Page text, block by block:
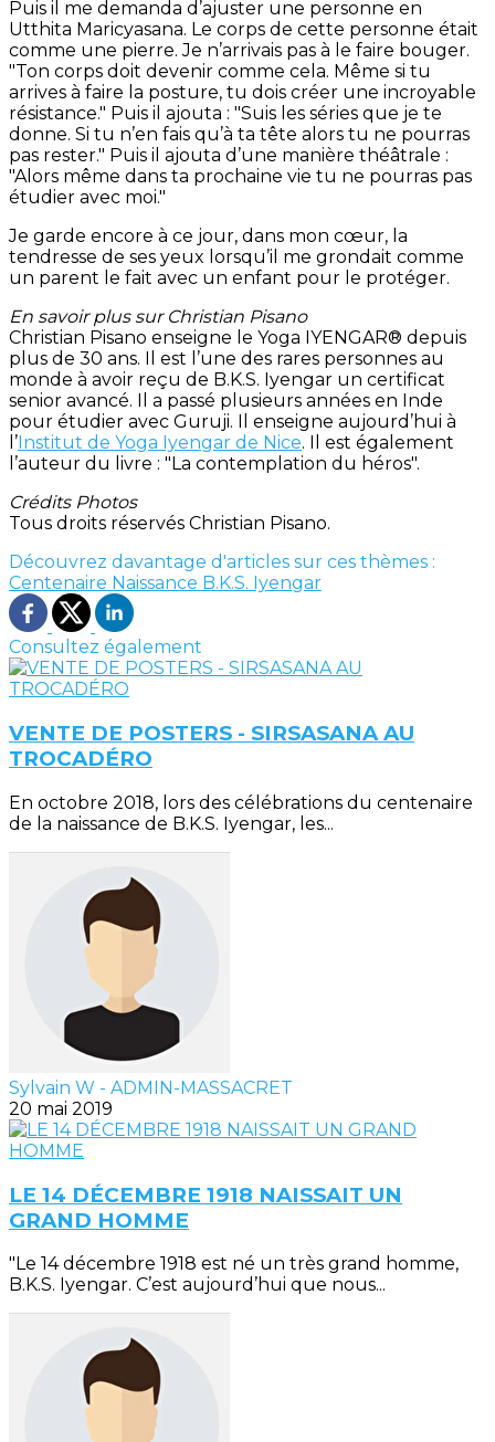
Puis il me demanda d’ajuster une personne en
Utthita Maricyasana. Le corps de cette personne était
comme une pierre. Je n’arrivais pas à le faire bouger.
"Ton corps doit devenir comme cela. Même si tu
arrives à faire la posture, tu dois créer une incroyable
résistance." Puis il ajouta : "Suis les séries que je te
donne. Si tu n’en fais qu’à ta tête alors tu ne pourras
pas rester." Puis il ajouta d’une manière théâtrale :
"Alors même dans ta prochaine vie tu ne pourras pas
étudier avec moi."
Je garde encore à ce jour, dans mon cœur, la
tendresse de ses yeux lorsqu’il me grondait comme
un parent le fait avec un enfant pour le protéger.
En savoir plus sur Christian Pisano
Christian Pisano enseigne le Yoga IYENGAR® depuis
plus de 30 ans. Il est l’une des rares personnes au
monde à avoir reçu de B.K.S. Iyengar un certificat
senior avancé. Il a passé plusieurs années en Inde
pour étudier avec Guruji. Il enseigne aujourd’hui à
l’ Institut de Yoga Iyengar de Nice. Il est également
l’auteur du livre : "La contemplation du héros".
Crédits Photos
Tous droits réservés Christian Pisano.
Découvrez davantage d'articles sur ces thèmes :
Centenaire Naissance B.K.S. Iyengar
Consultez également
VENTE DE POSTERS - SIRSASANA AU
TROCADÉRO
En octobre 2018, lors des célébrations du centenaire
de la naissance de B.K.S. Iyengar, les...
Sylvain W - ADMIN-MASSACRET
20 mai 2019
LE 14 DÉCEMBRE 1918 NAISSAIT UN
GRAND HOMME
"Le 14 décembre 1918 est né un très grand homme,
B.K.S. Iyengar. C’est aujourd’hui que nous...